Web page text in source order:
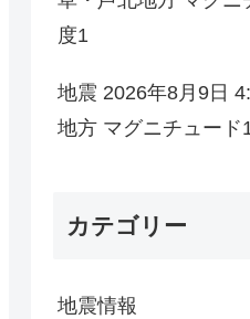
度1
地震 2026年8月9日
地方 マグニチュード
カテゴリー
地震情報